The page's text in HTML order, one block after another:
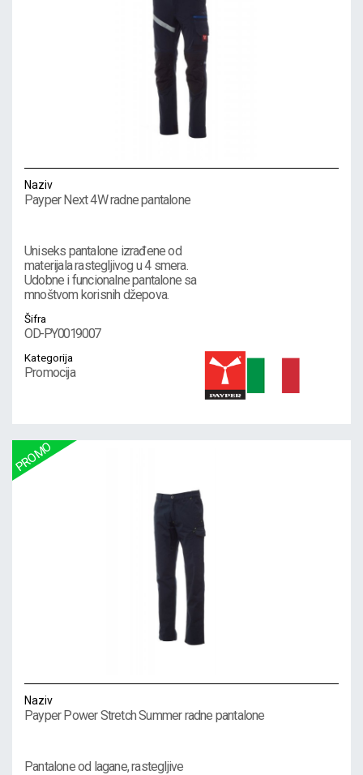
Naziv
Payper Next 4W radne pantalone
Uniseks pantalone izrađene od
materijala rastegljivog u 4 smera.
Udobne i funcionalne pantalone sa
mnoštvom korisnih džepova.
Šifra
OD-PY0019007
Kategorija
Promocija
Naziv
Payper Power Stretch Summer radne pantalone
Pantalone od lagane, rastegljive